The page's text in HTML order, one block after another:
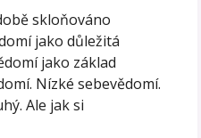
skloňováno
jako důležitá
jako základ
Nízké sebevědomí.
Ale jak si